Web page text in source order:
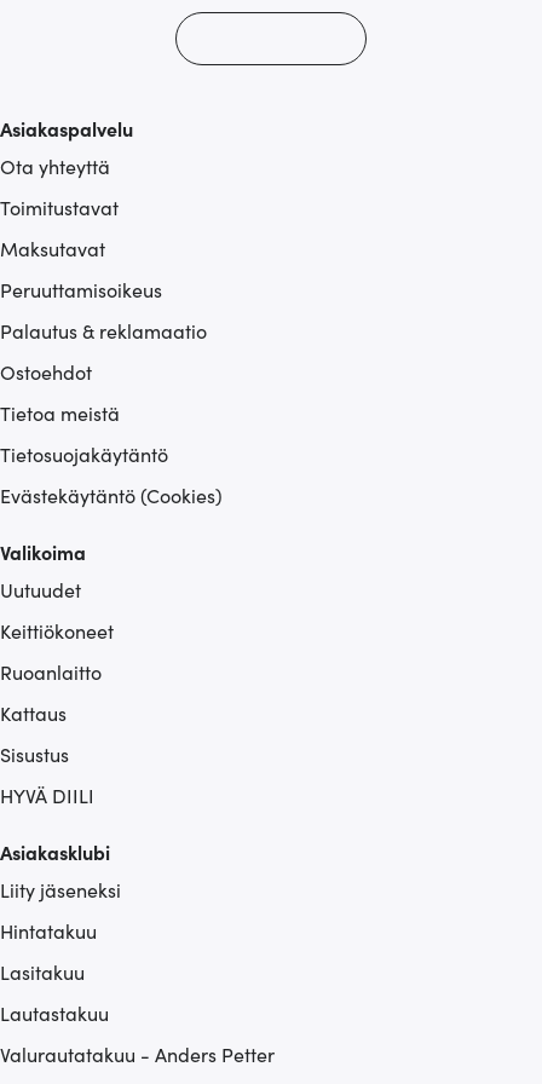
Asiakaspalvelu
Ota yhteyttä
Toimitustavat
Maksutavat
Peruuttamisoikeus
Palautus & reklamaatio
Ostoehdot
Tietoa meistä
Tietosuojakäytäntö
Evästekäytäntö (Cookies)
Valikoima
Uutuudet
Keittiökoneet
Ruoanlaitto
Kattaus
Sisustus
HYVÄ DIILI
Asiakasklubi
Liity jäseneksi
Hintatakuu
Lasitakuu
Lautastakuu
Valurautatakuu - Anders Petter